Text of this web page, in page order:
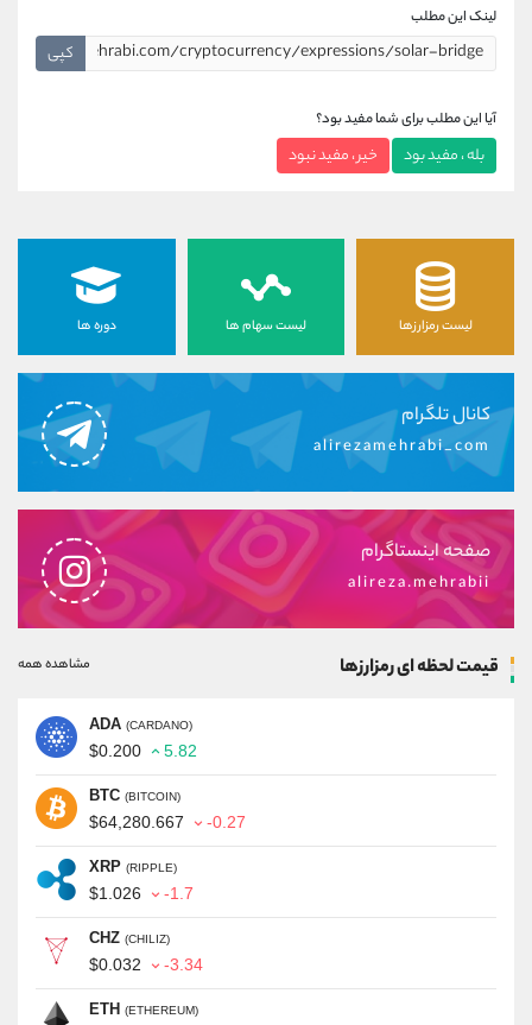
لینک این مطلب
کپی
آیا این مطلب برای شما مفید بود؟
بله ، مفید بود خیر ، مفید نبود
لیست رمزارزها لیست سهام ها دوره ها
کانال تلگرام
alirezamehrabi_com
صفحه اینستاگرام
alireza.mehrabii
قیمت لحظه ای رمزارزها مشاهده همه
ADA (CARDANO)
$0.200 5.82
BTC (BITCOIN)
$64,280.667 -0.27
XRP (RIPPLE)
$1.026 -1.7
CHZ (CHILIZ)
$0.032 -3.34
ETH (ETHEREUM)